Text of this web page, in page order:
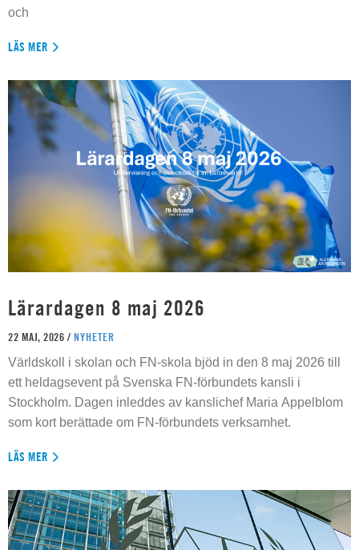
och
LÄS MER
Lärardagen 8 maj 2026
22 MAJ, 2026 / NYHETER
Världskoll i skolan och FN-skola bjöd in den 8 maj 2026 till
ett heldagsevent på Svenska FN-förbundets kansli i
Stockholm. Dagen inleddes av kanslichef Maria Appelblom
som kort berättade om FN-förbundets verksamhet.
LÄS MER